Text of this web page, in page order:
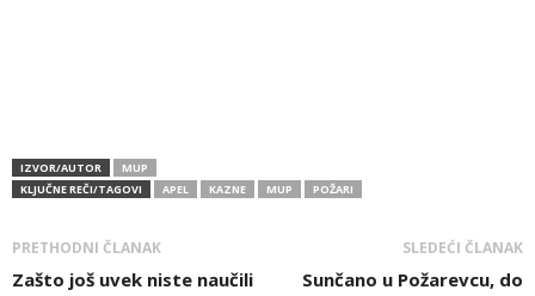
IZVOR/AUTOR
MUP
KLJUČNE REČI/TAGOVI
APEL KAZNE MUP POŽARI
PRETHODNI ČLANAK
Zašto još uvek niste naučili
SLEDEĆI ČLANAK
Sunčano u Požarevcu, do